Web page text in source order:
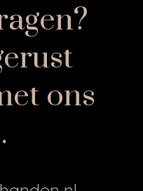
ons